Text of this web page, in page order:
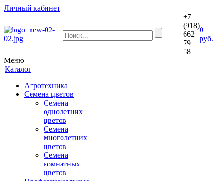
Личный кабинет
+7
(918)
662
79
58
0
руб.
Меню
Каталог
Агротехника
Семена цветов
Семена
однолетних
цветов
Семена
многолетних
цветов
Семена
комнатных
цветов